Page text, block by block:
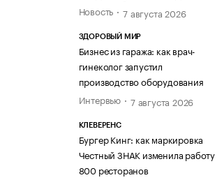
Новость
7 августа 2026
ЗДОРОВЫЙ МИР
Бизнес из гаража: как врач-
гинеколог запустил
производство оборудования
Интервью
7 августа 2026
КЛЕВЕРЕНС
Бургер Кинг: как маркировка
Честный ЗНАК изменила работу
800 ресторанов